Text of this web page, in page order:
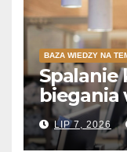
BAZA WIEDZY NA
Spalanie
biegania
LIP 7, 2026